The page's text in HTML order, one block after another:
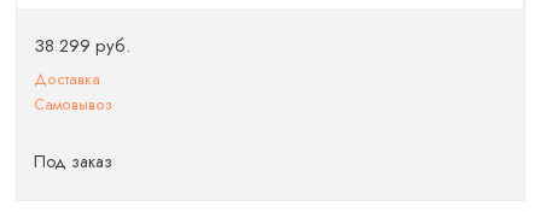
38 299 руб.
Доставка
Самовывоз
Под заказ